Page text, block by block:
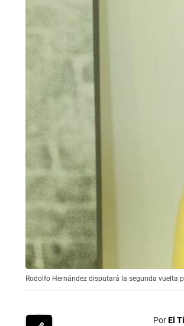
Rodolfo Hernández disputará la segunda vuelta
PorEl